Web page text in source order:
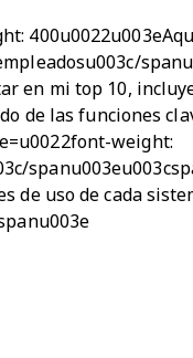
en mi top 10,
de las funciones
weight:
de uso de cada